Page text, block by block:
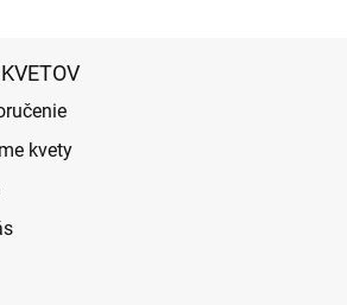
kvety